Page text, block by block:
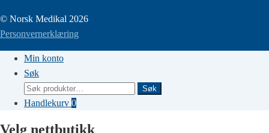
© Norsk Medikal 2026
Personvernerklæring
Min konto
Søk
Søk
etter:
Søk
Handlekurv 0
Velg nettbutikk